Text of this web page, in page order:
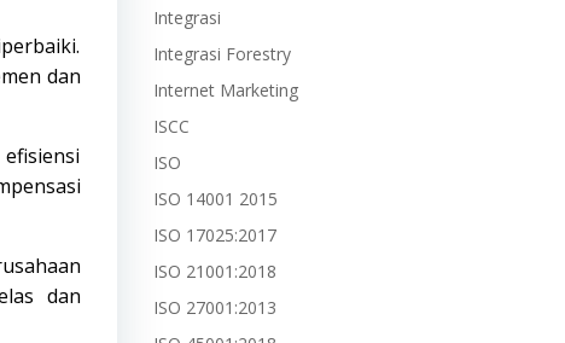
dan
dan
Integrasi
Integrasi Forestry
Internet Marketing
ISCC
ISO
ISO 14001 2015
ISO 17025:2017
ISO 21001:2018
ISO 27001:2013